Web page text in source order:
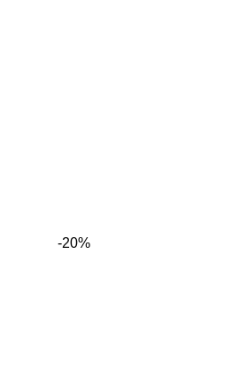
-20%